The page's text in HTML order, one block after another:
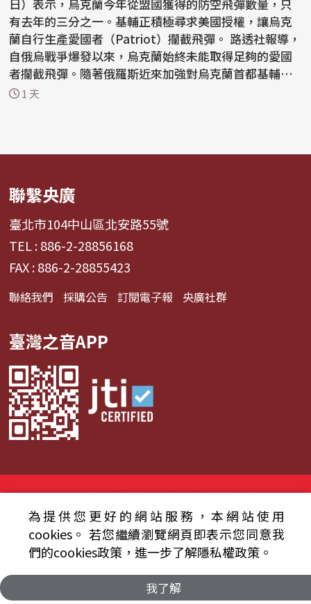
日）表示，烏克蘭今年從盟國獲得的防空飛彈數量，只
有去年的三分之一。基輔正積極尋求美國授權，讓烏克
蘭自行生產愛國者（Patriot）攔截飛彈。 路透社報導，
自俄烏戰爭爆發以來，烏克蘭始終未能取得足夠的愛國
者攔截飛彈。隨著俄羅斯近來加強對烏克蘭首都基輔和
南部...
1 天
聯繫央廣
臺北市104中山區北安路55號
TEL : 886-2-28856168
FAX : 886-2-28855423
聯絡我們 採購公告 訂閱電子報 央廣社群
臺灣之音APP
© 2024財團法人中央廣播電臺 版權所有
資通安全政策聲明
服務條款 隱私權條款
為提供您更好的網站服務，本網站使用
cookies。 若您繼續瀏覽網頁即表示您同意我
們的cookies政策，進一步了解隱私權政策。
我了解